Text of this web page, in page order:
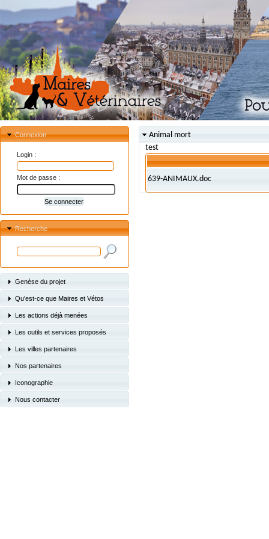
Connexion
Login :
Mot de passe :
Recherche
Genèse du projet
Qu'est-ce que Maires et Vétos
Les actions déjà menées
Les outils et services proposés
Les villes partenaires
Nos partenaires
Iconographie
Nous contacter
Animal mort
test
639-ANIMAUX.doc